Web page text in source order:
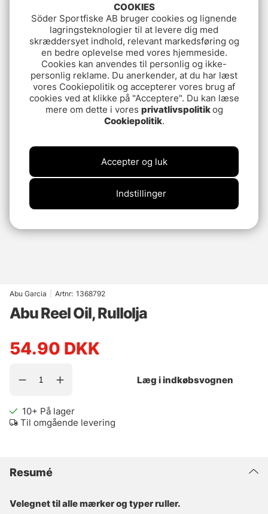
Abu Garcia Artnr: 1368792
Abu Reel Oil, Rullolja
54.90 DKK
Læg i indkøbsvognen
10+ På lager
Til omgående levering
Resumé
Velegnet til alle mærker og typer ruller.
COOKIES
Söder Sportfiske AB bruger cookies og lignende
lagringsteknologier til at levere dig med
skræddersyet indhold, relevant markedsføring og
en bedre oplevelse med vores hjemmeside.
Cookies kan anvendes til personlig og ikke-
personlig reklame. Du anerkender, at du har læst
vores Cookiepolitik og accepterer vores brug af
cookies ved at klikke på "Acceptere". Du kan læse
mere om dette i vores privatlivspolitikog
Cookiepolitik.
Indstillinger
Accepter og luk